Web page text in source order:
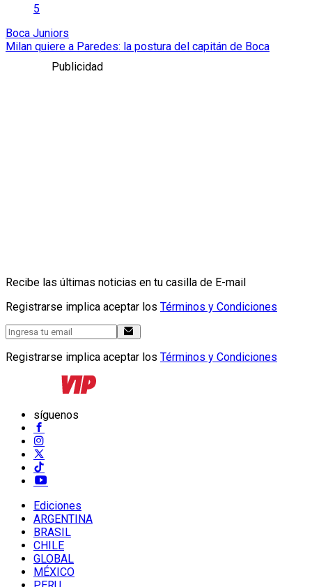
5
Boca Juniors
Milan quiere a Paredes: la postura del capitán de Boca
Publicidad
Recibe las últimas noticias en tu casilla de E-mail
Registrarse implica aceptar los Términos y Condiciones
Registrarse implica aceptar los Términos y Condiciones
síguenos
Ediciones
ARGENTINA
BRASIL
CHILE
GLOBAL
MÉXICO